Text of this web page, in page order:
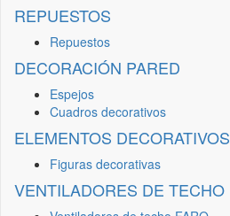
REPUESTOS
Repuestos
DECORACIÓN PARED
Espejos
Cuadros decorativos
ELEMENTOS DECORATIVOS
Figuras decorativas
VENTILADORES DE TECHO